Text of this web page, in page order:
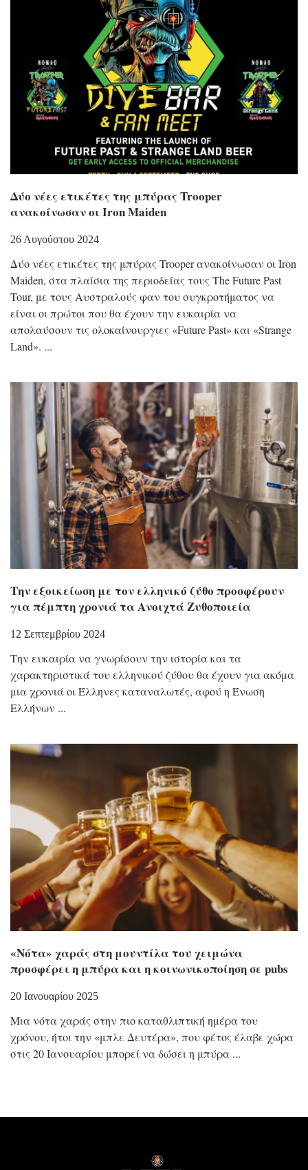
Δύο νέες ετικέτες της μπύρας Trooper
ανακοίνωσαν οι Iron Maiden
26 Αυγούστου 2024
Δύο νέες ετικέτες της μπύρας Trooper ανακοίνωσαν οι Iron
Maiden, στα πλαίσια της περιοδείας τους The Future Past
Tour, με τους Αυστραλούς φαν του συγκροτήματος να
είναι οι πρώτοι που θα έχουν την ευκαιρία να
απολαύσουν τις ολοκαίνουργιες «Future Past» και «Strange
Land».
Την εξοικείωση με τον ελληνικό ζύθο προσφέρουν
για πέμπτη χρονιά τα Ανοιχτά Ζυθοποιεία
12 Σεπτεμβρίου 2024
Την ευκαιρία να γνωρίσουν την ιστορία και τα
χαρακτηριστικά του ελληνικού ζύθου θα έχουν για ακόμα
μια χρονιά οι Έλληνες καταναλωτές, αφού η Ένωση
Ελλήνων
«Νότα» χαράς στη μουντίλα του χειμώνα
προσφέρει η μπύρα και η κοινωνικοποίηση σε pubs
20 Ιανουαρίου 2025
Μια νότα χαράς στην πιο καταθλιπτική ημέρα του
χρόνου, ήτοι την «μπλε Δευτέρα», που φέτος έλαβε χώρα
στις 20 Ιανουαρίου μπορεί να δώσει η μπύρα